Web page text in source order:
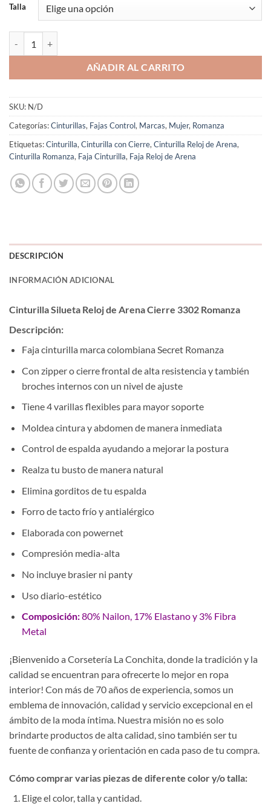
Talla
AÑADIR AL CARRITO
SKU: N/D
Categorías:Cinturillas, Fajas Control, Marcas, Mujer, Romanza
Etiquetas:Cinturilla, Cinturilla con Cierre, Cinturilla Reloj de Arena,
Cinturilla Romanza, Faja Cinturilla, Faja Reloj de Arena
DESCRIPCIÓN
INFORMACIÓN ADICIONAL
Cinturilla Silueta Reloj de Arena Cierre 3302 Romanza
Descripción:
Faja cinturilla marca colombiana Secret Romanza
Con zipper o cierre frontal de alta resistencia y también
broches internos con un nivel de ajuste
Tiene 4 varillas flexibles para mayor soporte
Moldea cintura y abdomen de manera inmediata
Control de espalda ayudando a mejorar la postura
Realza tu busto de manera natural
Elimina gorditos de tu espalda
Forro de tacto frío y antialérgico
Elaborada con powernet
Compresión media-alta
No incluye brasier ni panty
Uso diario-estético
Composición:80% Nailon, 17% Elastano y 3% Fibra
Metal
¡Bienvenido a Corsetería La Conchita, donde la tradición y la
calidad se encuentran para ofrecerte lo mejor en ropa
interior! Con más de 70 años de experiencia, somos un
emblema de innovación, calidad y servicio excepcional en el
ámbito de la moda íntima. Nuestra misión no es solo
brindarte productos de alta calidad, sino también ser tu
fuente de confianza y orientación en cada paso de tu compra.
Cómo comprar varias piezas de diferente color y/o talla:
Elige el color, talla y cantidad.